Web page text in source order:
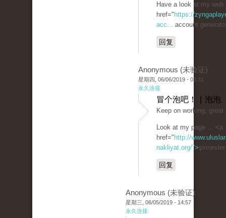
Have a look at my web
href=" https://
acc... account
回复
Anonymous (未验证)
星期四, 06/06/2019 - 03:31
永久连接
冒个泡吧！ | 泡泡
Keep on working, great
Look at my page ... <a
href=" http://
nakliyat.org/">
回复
Anonymous (未验证)
星期三, 06/05/2019 - 14:57
永久连接